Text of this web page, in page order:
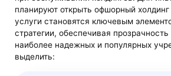
планируют открыть офшорный холдинг
услуги становятся ключевым
стратегии, обеспечивая
наиболее надежных и популярных
выделить: